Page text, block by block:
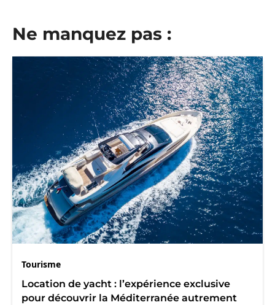
Ne manquez pas :
Tourisme
Location de yacht : l’expérience exclusive
pour découvrir la Méditerranée autrement